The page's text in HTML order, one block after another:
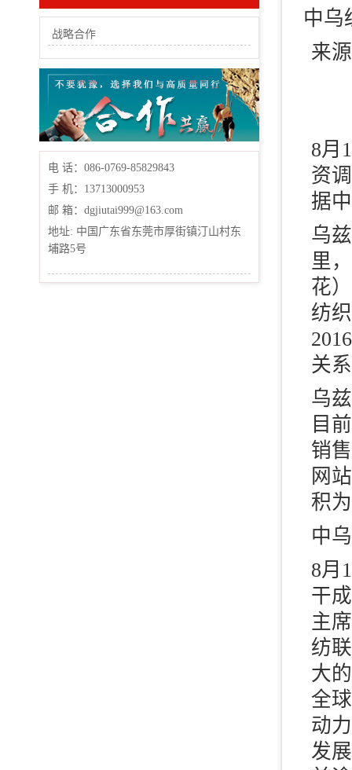
战略合作
电 话：086-0769-85829843
手 机：13713000953
邮 箱：dgjiutai999@163.com
地址: 中国广东省东莞市厚街镇汀山村东
埔路5号
中乌
来
8月
资
据
乌
里
花
纺
关
乌
目
销
网
积
中
8月
干
主
纺
大
全
动
发